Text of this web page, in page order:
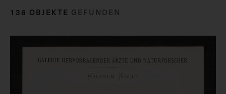
136 OBJEKTE GEFUNDEN